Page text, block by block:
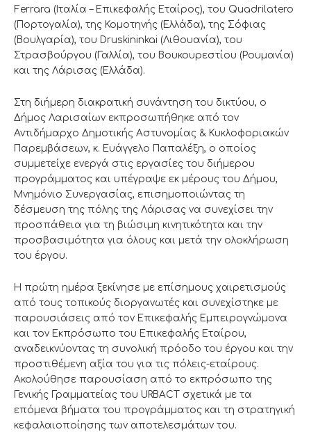
Ferrara (Ιταλία – Επικεφαλής Εταίρος), του Quadrilatero
(Πορτογαλία), της Κομοτηνής (Ελλάδα), της Σόφιας
(Βουλγαρία), του Druskininkai (Λιθουανία), του
Στρασβούργου (Γαλλία), του Βουκουρεστίου (Ρουμανία)
και της Λάρισας (Ελλάδα).
Στη διήμερη διακρατική συνάντηση του δικτύου, ο
Δήμος Λαρισαίων εκπροσωπήθηκε από τον
Αντιδήμαρχο Δημοτικής Αστυνομίας & Κυκλοφοριακών
Παρεμβάσεων, κ. Ευάγγελο Παπαλέξη, ο οποίος
συμμετείχε ενεργά στις εργασίες του διήμερου
προγράμματος και υπέγραψε εκ μέρους του Δήμου,
Μνημόνιο Συνεργασίας, επισημοποιώντας τη
δέσμευση της πόλης της Λάρισας να συνεχίσει την
προσπάθεια για τη βιώσιμη κινητικότητα και την
προσβασιμότητα για όλους και μετά την ολοκλήρωση
του έργου.
Η πρώτη ημέρα ξεκίνησε με επίσημους χαιρετισμούς
από τους τοπικούς διοργανωτές και συνεχίστηκε με
παρουσιάσεις από τον Επικεφαλής Εμπειρογνώμονα
και τον Εκπρόσωπο του Επικεφαλής Εταίρου,
αναδεικνύοντας τη συνολική πρόοδο του έργου και την
προστιθέμενη αξία του για τις πόλεις-εταίρους.
Ακολούθησε παρουσίαση από το εκπρόσωπο της
Γενικής Γραμματείας του URBACT σχετικά με τα
επόμενα βήματα του προγράμματος και τη στρατηγική
κεφαλαιοποίησης των αποτελεσμάτων του.